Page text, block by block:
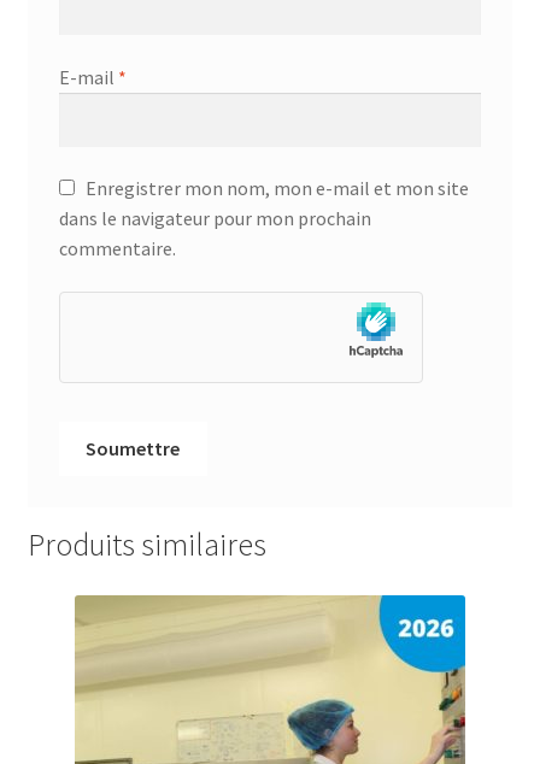
E-mail *
Enregistrer mon nom, mon e-mail et mon site
dans le navigateur pour mon prochain
commentaire.
Produits similaires